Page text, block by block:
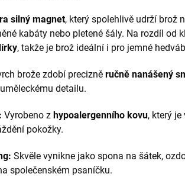
silný magnet, který spolehlivě udrží brož
kabáty nebo pletené šály. Na rozdíl od
, takže je brož ideální i pro jemné
brože zdobí precizně ručně nanášený
detailu.
Vyrobeno z hypoalergenního kovu, který
pokožky.
Skvěle vynikne jako spona na šátek,
společenském psaníčku.